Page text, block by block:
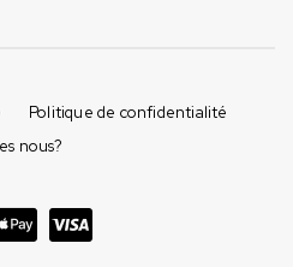
Politique de confidentialité
nous?